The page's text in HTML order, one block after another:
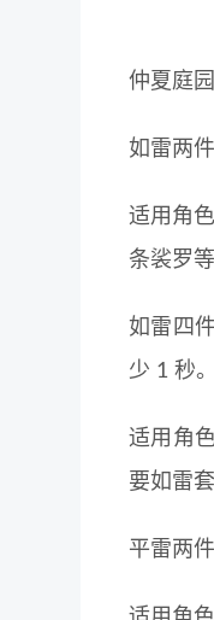
仲夏庭
如雷两
适用角
条裟罗
如雷四
少 1 秒
适用角
要如雷
平雷两